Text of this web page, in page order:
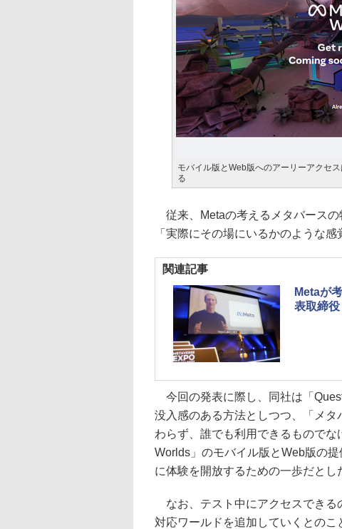
モバイル版とWeb版へのアーリーアクセス
る
従来、Metaの考えるメタバース
「実際にその場にいるかのような
関連記事
Metaが
表取締役
今回の発表に際し、同社は「
没入感のある方法としつつ、「メ
わらず、誰でも利用できるもので
Worlds」のモバイル版とWeb版の
に体験を開放するための一歩だとし
なお、テスト中にアクセスできる
対応ワールドを追加していくとのこ